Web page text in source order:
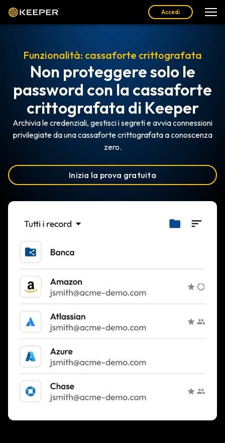
Accedi
Funzionalità: cassaforte crittografata
Non proteggere solo le
password con la cassaforte
crittografata di Keeper
Archivia le credenziali, gestisci i segreti e avvia connessioni
privilegiate da una cassaforte crittografata a conoscenza
zero.
Inizia la prova gratuita